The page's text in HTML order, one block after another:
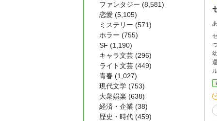
ファンタジー (8,581)
恋愛 (5,105)
ミステリー (571)
ホラー (755)
SF (1,190)
キャラ文芸 (296)
ライト文芸 (449)
青春 (1,027)
現代文学 (753)
大衆娯楽 (638)
経済・企業 (38)
歴史・時代 (459)